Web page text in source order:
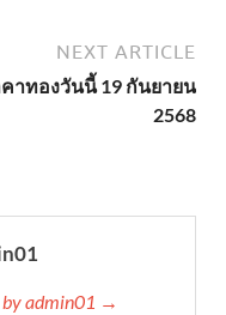
NEXT ARTICLE
าทองวันนี้ 19 กันยายน
2568
by admin01 →